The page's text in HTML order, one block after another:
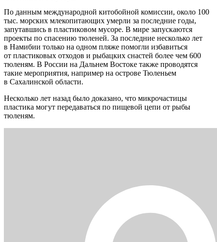
По данным международной китобойной комиссии, около 100
тыс. морских млекопитающих умерли за последние годы,
запутавшись в пластиковом мусоре. В мире запускаются
проекты по спасению тюленей. За последние несколько лет
в Намибии только на одном пляже помогли избавиться
от пластиковых отходов и рыбацких снастей более чем 600
тюленям. В России на Дальнем Востоке также проводятся
такие мероприятия, например на острове Тюленьем
в Сахалинской области.
Несколько лет назад было доказано, что микрочастицы
пластика могут передаваться по пищевой цепи от рыбы
тюленям.